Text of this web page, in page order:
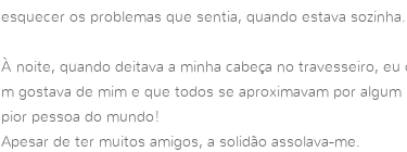
esquecer os problemas que sentia, quando estava sozinha.
À noite, quando deitava a minha cabeça no travesseiro,
m gostava de mim e que todos se aproximavam por
pior pessoa do mundo!
Apesar de ter muitos amigos, a solidão assolava-me.